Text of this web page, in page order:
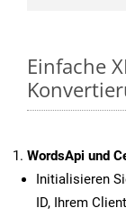
Einfache
WordsApi und
Initialisieren
ID, Ihrem